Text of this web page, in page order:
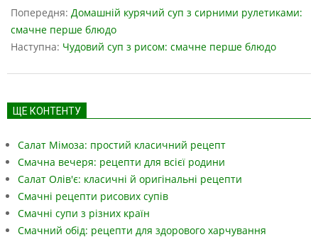
05-
17
Попередня: Домашній курячий суп з сирними рулетиками:
смачне перше блюдо
Наступна: Чудовий суп з рисом: смачне перше блюдо
ЩЕ КОНТЕНТУ
Салат Мімоза: простий класичний рецепт
Смачна вечеря: рецепти для всієї родини
Салат Олів'є: класичні й оригінальні рецепти
Смачні рецепти рисових супів
Смачні супи з різних країн
Смачний обід: рецепти для здорового харчування